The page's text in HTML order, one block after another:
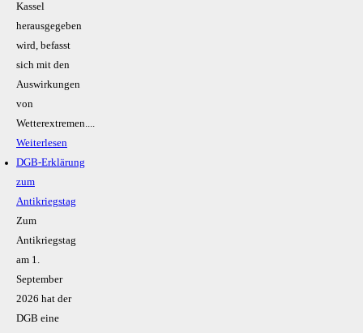
Kassel
herausgegeben
wird, befasst
sich mit den
Auswirkungen
von
Wetterextremen....
Weiterlesen
DGB-Erklärung
zum
Antikriegstag
Zum
Antikriegstag
am 1.
September
2026 hat der
DGB eine